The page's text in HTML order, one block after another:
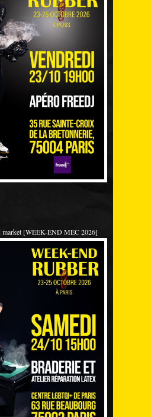
market [WEEK-END MEC 2026]